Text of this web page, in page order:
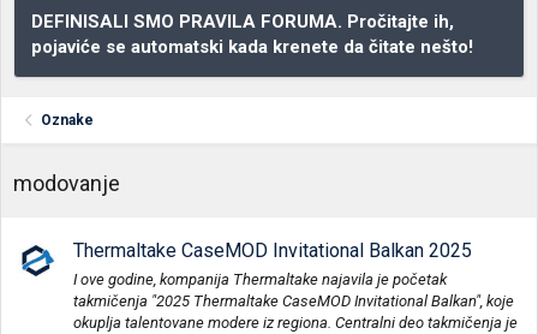
DEFINISALI SMO PRAVILA FORUMA. Pročitajte ih,
pojaviće se automatski kada krenete da čitate nešto!
Oznake
modovanje
Thermaltake CaseMOD Invitational Balkan 2025
I ove godine, kompanija Thermaltake najavila je početak
takmičenja "2025 Thermaltake CaseMOD Invitational Balkan", koje
okuplja talentovane modere iz regiona. Centralni deo takmičenja je